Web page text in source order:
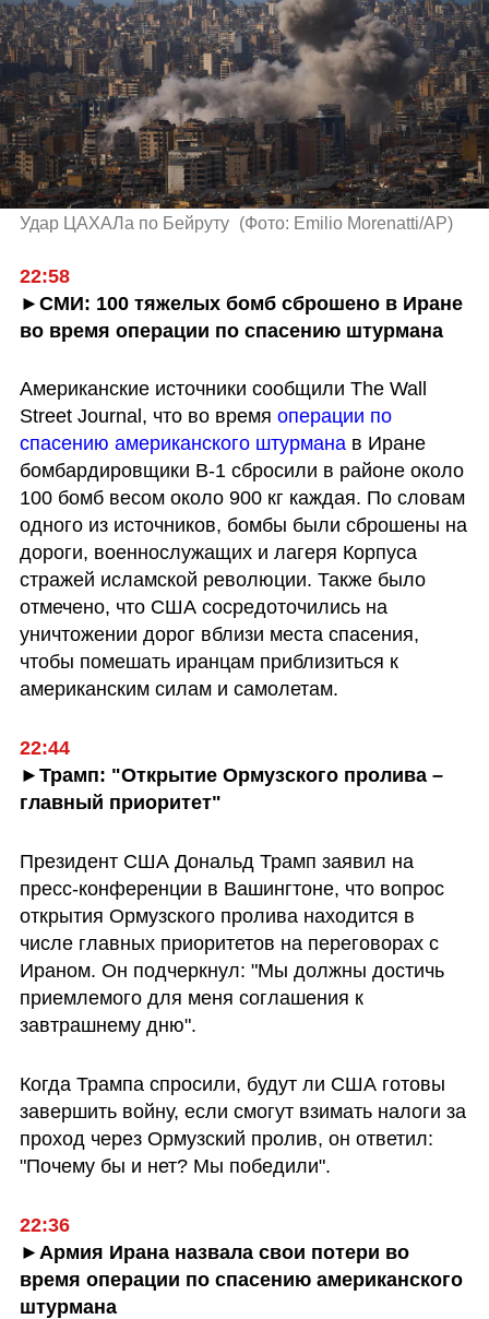
Удар ЦАХАЛа по Бейруту (Фото: Emilio Morenatti/AP)
22:58
►СМИ: 100 тяжелых бомб сброшено в Иране
во время операции по спасению штурмана
Американские источники сообщили The Wall
Street Journal, что во время операции по
спасению американского штурмана в Иране
бомбардировщики B-1 сбросили в районе около
100 бомб весом около 900 кг каждая. По словам
одного из источников, бомбы были сброшены на
дороги, военнослужащих и лагеря Корпуса
стражей исламской революции. Также было
отмечено, что США сосредоточились на
уничтожении дорог вблизи места спасения,
чтобы помешать иранцам приблизиться к
американским силам и самолетам.
22:44
►Трамп: "Открытие Ормузского пролива –
главный приоритет"
Президент США Дональд Трамп заявил на
пресс-конференции в Вашингтоне, что вопрос
открытия Ормузского пролива находится в
числе главных приоритетов на переговорах с
Ираном. Он подчеркнул: "Мы должны достичь
приемлемого для меня соглашения к
завтрашнему дню".
Когда Трампа спросили, будут ли США готовы
завершить войну, если смогут взимать налоги за
проход через Ормузский пролив, он ответил:
"Почему бы и нет? Мы победили".
22:36
►Армия Ирана назвала свои потери во
время операции по спасению американского
штурмана